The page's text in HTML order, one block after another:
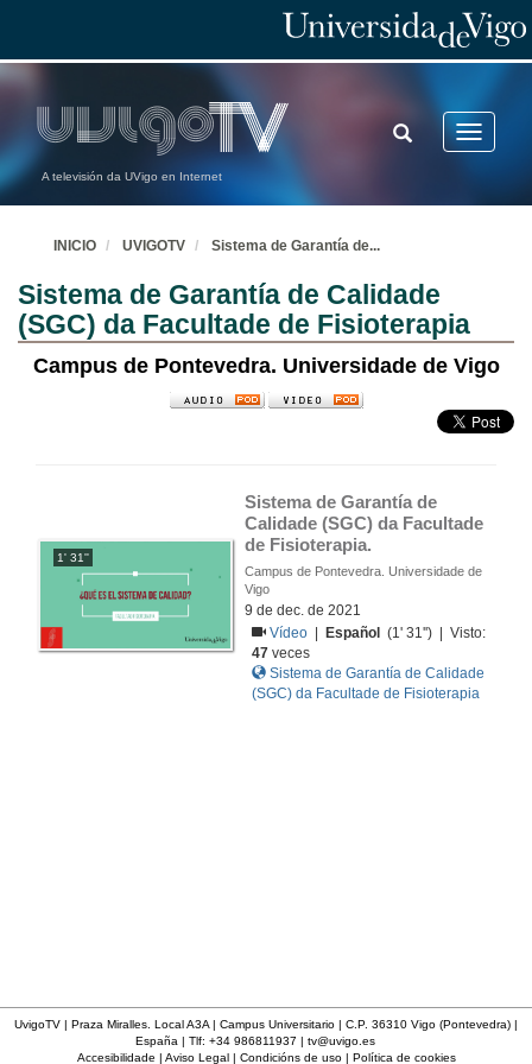
A televisión da UVigo en Internet
Toggle
TOGGLE
SEARCH
INICIO UVIGOTV Sistema de Garantía de...
Sistema de Garantía de Calidade
(SGC) da Facultade de Fisioterapia
Campus de Pontevedra. Universidade de Vigo
1' 31''
Sistema de Garantía de
Calidade (SGC) da Facultade
de Fisioterapia.
Campus de Pontevedra. Universidade de
Vigo
9 de dec. de 2021
Vídeo
Español
(1' 31'') | Visto:
47 veces
Sistema de Garantía de Calidade
(SGC) da Facultade de Fisioterapia
UvigoTV | Praza Miralles. Local A3A | Campus Universitario | C.P. 36310 Vigo (Pontevedra) |
España | Tlf: +34 986811937 | tv@uvigo.es
Accesibilidade | Aviso Legal| Condicións de uso| Política de cookies